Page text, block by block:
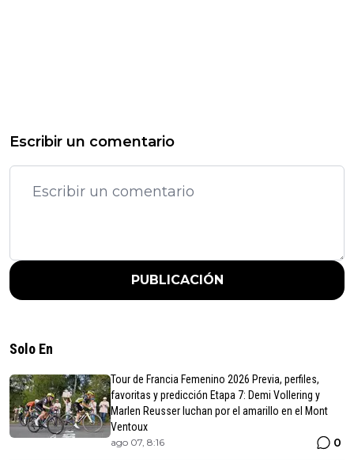
Escribir un comentario
PUBLICACIÓN
Solo En
Tour de Francia Femenino 2026 Previa, perfiles,
favoritas y predicción Etapa 7: Demi Vollering y
Marlen Reusser luchan por el amarillo en el Mont
Ventoux
ago 07, 8:16 0